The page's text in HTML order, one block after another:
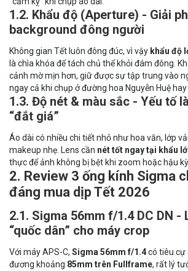
1.2. Khẩu độ (Aperture) - Giải
background đông người
Không gian Tết luôn đông đúc, vì vậy khẩu độ
là chìa khóa để tách chủ thể khỏi đám đông.
cảnh mờ mịn hơn, giữ được sự tập trung vào
ngay cả khi chụp ở đường hoa Nguyễn Huệ hay
1.3. Độ nét & màu sắc - Yếu tố
“đắt giá”
Áo dài có nhiều chi tiết nhỏ như hoa văn, lớp
makeup nhẹ. Lens cần nét tốt ngay tại khẩu
thực để ảnh không bị bệt khi zoom hoặc hậu
2. Review 3 ống kính Sigma
đáng mua dịp Tết 2026
2.1. Sigma 56mm f/1.4 DC DN -
“quốc dân” cho máy crop
Với máy APS-C, Sigma 56mm f/1.4có tiêu cự
đương khoảng 85mm trên Fullframe, rất lý